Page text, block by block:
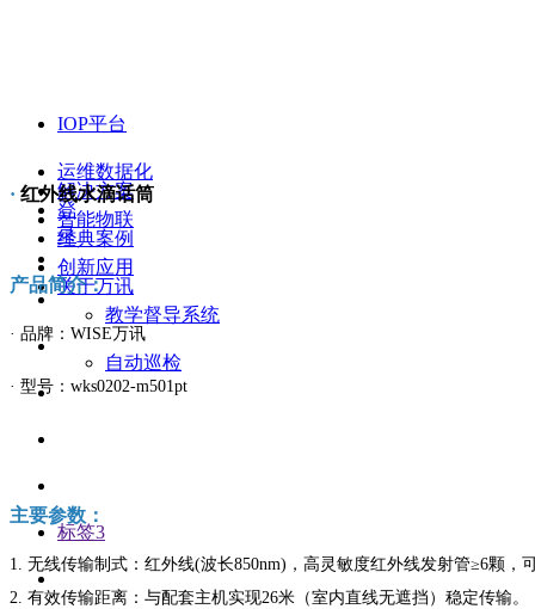
IOP平台
运维数据化
智能物联
创新应用
教学督导系统
自动巡检
解决方案
经典案例
关于万讯
登
录
标签3
· 红外线水滴话筒
产品简介：
· 品牌：WISE万讯
· 型号：wks0202-m501pt
主要参数：
1. 无线传输制式：红外线(波长850nm)，高灵敏度红外线发射管≥6颗，
2. 有效传输距离：与配套主机实现26米（室内直线无遮挡）稳定传输。